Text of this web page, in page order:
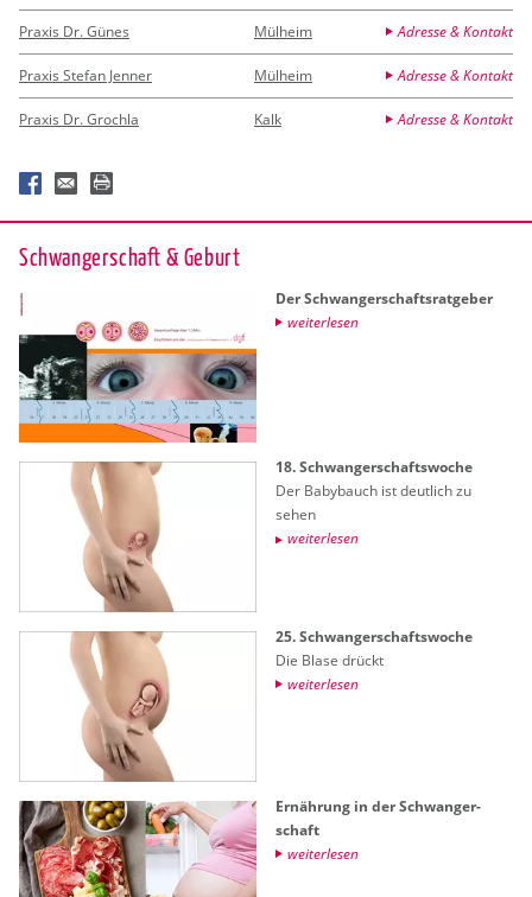
Praxis Dr. Günes Mülheim Adresse & Kontakt
Praxis Stefan Jenner Mülheim Adresse & Kontakt
Praxis Dr. Grochla Kalk Adresse & Kontakt
Schwan­ger­schaft & Ge­burt
Der Schwan­ger­schafts­rat­ge­ber
wei­ter­le­sen
18. Schwan­ger­schafts­wo­che
Der Ba­by­bauch ist deut­lich zu
sehen
wei­ter­le­sen
25. Schwan­ger­schafts­wo­che
Die Blase drückt
wei­ter­le­sen
Er­näh­rung in der Schwan­ger­
schaft
wei­ter­le­sen